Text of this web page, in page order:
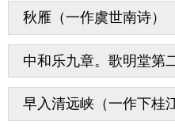
秋雁（一作虞世南诗）
中和乐九章。歌明堂第
早入清远峡（一作下桂